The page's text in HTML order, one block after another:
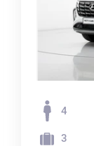
4
3